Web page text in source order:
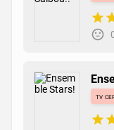
tv